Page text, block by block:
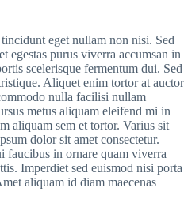
eget nullam non nisi. Sed
egestas purus viverra accumsan in
scelerisque fermentum dui. Sed
Aliquet enim tortor at auctor
nulla facilisi nullam
metus aliquam eleifend mi in
aliquam sem et tortor. Varius sit
dolor sit amet consectetur.
faucibus in ornare quam viverra
Imperdiet sed euismod nisi porta
aliquam id diam maecenas